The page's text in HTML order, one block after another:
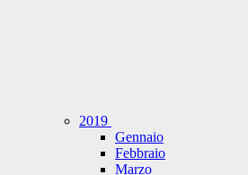
2019
Gennaio
Febbraio
Marzo